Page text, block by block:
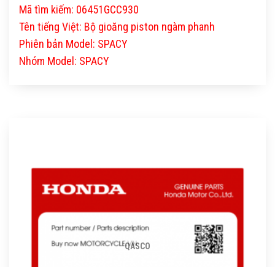
Mã tìm kiếm: 06451GCC930
Tên tiếng Việt: Bộ gioăng piston ngàm phanh
Phiên bản Model: SPACY
Nhóm Model: SPACY
QASCO